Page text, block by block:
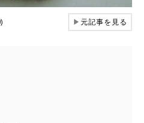
▶元記事を見る